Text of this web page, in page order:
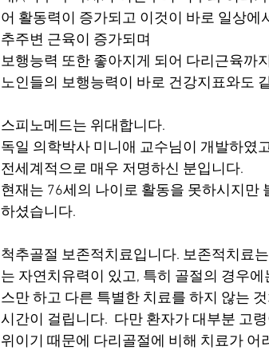
어 활동력이 증가되고 이것이 바로 일상
추주변 근육이 증가되며
보행능력 또한 좋아지게 되어 다리근육까
노인들의 보행능력이 바로 건강지표와도
스피노메드는 위대합니다.
독일 의학박사 미니애 교수님이 개발하였
전세계적으로 매우 저명하신 분입니다.
현재는 76세의 나이로 활동을 못하시지만
하셨습니다.
척추골절 보존적치료입니다. 보존적치료
는 자연치유력이 있고, 특히 골절의 경우
스만 하고 다른 특별한 치료를 하지 않는
시간이 걸립니다.  다만 환자가 대부분 고
위이기 때문에 다리골절에 비해 치료가 어